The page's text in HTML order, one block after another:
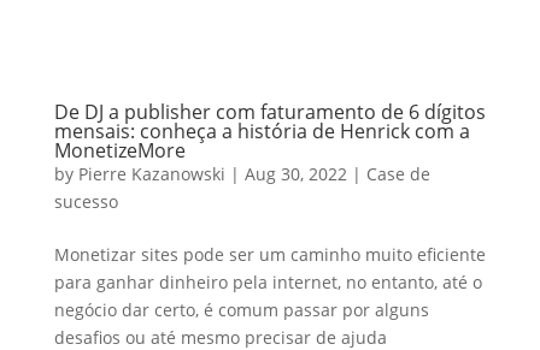
De DJ a publisher com faturamento de 6 dígitos
mensais: conheça a história de Henrick com a
MonetizeMore
by Pierre Kazanowski | Aug 30, 2022| Case de
sucesso
Monetizar sites pode ser um caminho muito eficiente
para ganhar dinheiro pela internet, no entanto, até o
negócio dar certo, é comum passar por alguns
desafios ou até mesmo precisar de ajuda